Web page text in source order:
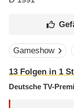
Gameshow
13Folgen in 1
Deutsche TV-